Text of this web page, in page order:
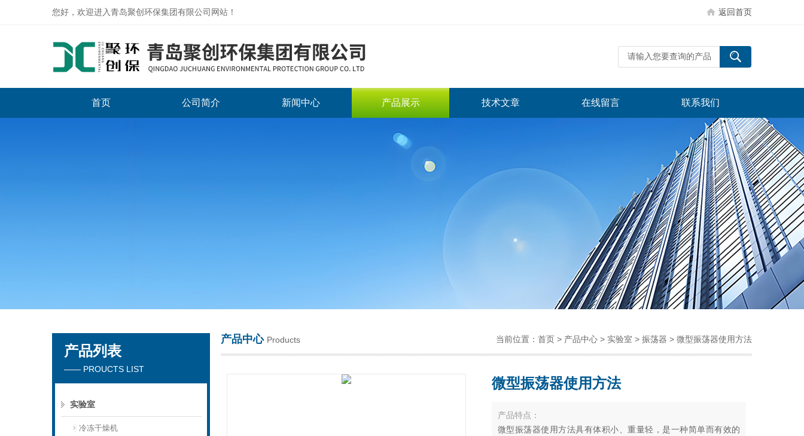
您好，欢迎进入青岛聚创环保集团有限公司网站！ 返回首页
首页 公司简介 新闻中心 产品展示 技术文章 在线留言 联系我们
产品列表
—— PROUCTS LIST
实验室
冷冻干燥机
产品中心 Products 当前位置： 首页 > 产品中心 > 实验室 > 振荡器 > 微型振荡器使用方法
微型振荡器使用方法
产品特点：
微型振荡器使用方法具有体积小、重量轻，是一种简单而有效的